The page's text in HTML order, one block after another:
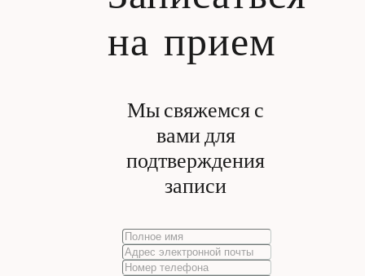
на прием
Мы свяжемся с
вами для
подтверждения
записи